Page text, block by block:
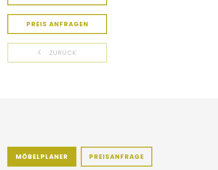
PREIS ANFRAGEN
ZURÜCK
MÖBELPLANER PREISANFRAGE